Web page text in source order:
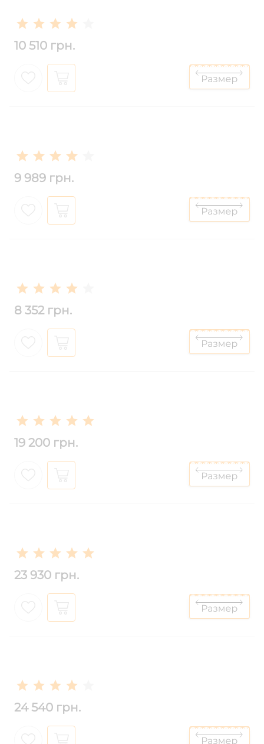
10 510 грн.
9 989 грн.
8 352 грн.
19 200 грн.
23 930 грн.
24 540 грн.